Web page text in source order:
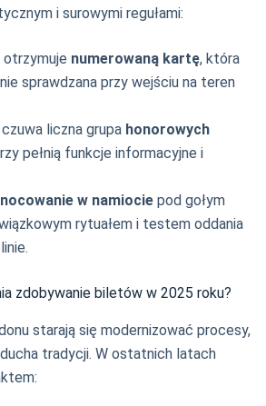
i surowymi regułami:
otrzymuje numerowaną kartę, która
sprawdzana przy wejściu na teren
liczna grupa honorowych
pełnią funkcje informacyjne i
nocowanie w namiocie pod gołym
rytuałem i testem oddania
zdobywanie biletów w 2025 roku?
starają się modernizować procesy,
tradycji. W ostatnich latach